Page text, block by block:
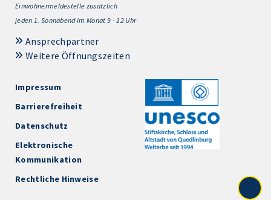
Einwohnermeldestelle zusätzlich
jeden 1. Sonnabend im Monat 9 - 12 Uhr
Ansprechpartner
Weitere Öffnungszeiten
Impressum
Barrierefreiheit
Datenschutz
Elektronische
Kommunikation
Rechtliche Hinweise